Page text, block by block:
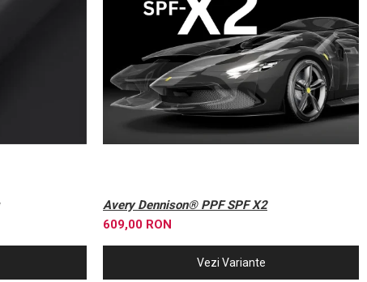
Avery Dennison® PPF SPF X2
609,00 RON
Vezi Variante